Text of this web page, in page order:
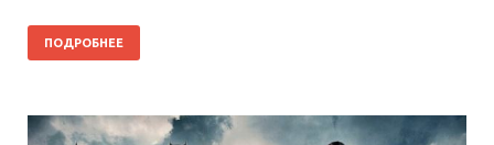
ПОДРОБНЕЕ